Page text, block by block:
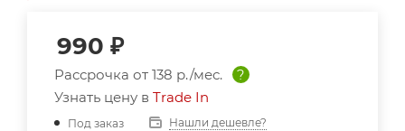
990 ₽
Рассрочка от 138 р./мес.
?
Узнать цену в Trade In
Под заказ Нашли дешевле?